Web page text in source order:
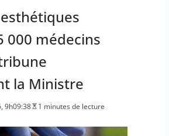
000 médecins
la Ministre
9h09:38
1 minutes de lecture